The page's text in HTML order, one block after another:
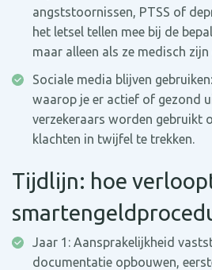
angststoornissen, PTSS of
het letsel tellen mee bij de
maar alleen als ze medisch
Sociale media blijven
waarop je er actief of gezond
verzekeraars worden gebruikt
klachten in twijfel te trekken.
Tijdlijn: hoe
Jaar 1: Aansprakelijkheid
documentatie opbouwen,